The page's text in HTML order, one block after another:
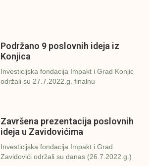
Podržano 9 poslovnih ideja iz
Konjica
Investicijska fondacija Impakt i Grad Konjic
održali su 27.7.2022.g. finalnu
Završena prezentacija poslovnih
ideja u Zavidovićima
Investicijska fondacija Impakt i Grad
Zavidovići održali su danas (26.7.2022.g.)